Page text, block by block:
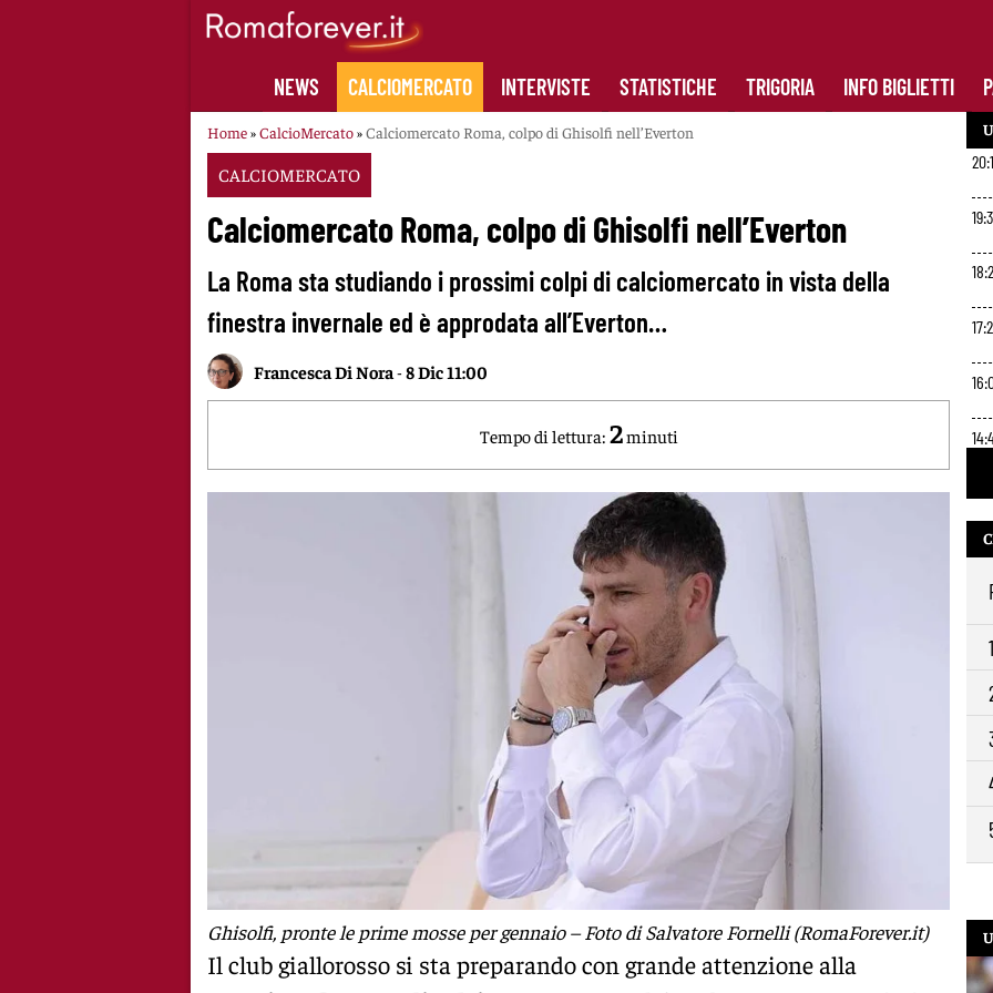
NEWS CALCIOMERCATO INTERVISTE STATISTICHE TRIGORIA INFO BIGLIETTI
Home»CalcioMercato»Calciomercato Roma, colpo di Ghisolfi nell’Everton
CALCIOMERCATO
Calciomercato Roma, colpo di Ghisolfi nell’Everton
La Roma sta studiando i prossimi colpi di calciomercato in vista della
finestra invernale ed è approdata all’Everton…
Francesca Di Nora -8 Dic 11:00
Tempo di lettura: 2minuti
Ghisolfi, pronte le prime mosse per gennaio – Foto di Salvatore Fornelli (RomaForever.it)
Il club giallorosso si sta preparando con grande attenzione alla
10:391